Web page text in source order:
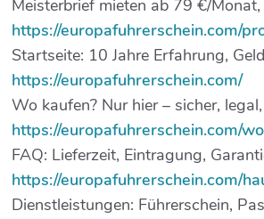
Meisterbrief mieten ab 79 €/
https://europafuhrerschein.com/
Startseite: 10 Jahre Erfahrung,
https://europafuhrerschein.com/
Wo kaufen? Nur hier – sicher,
https://europafuhrerschein.com/
FAQ: Lieferzeit, Eintragung,
https://europafuhrerschein.com/
Dienstleistungen: Führerschein,